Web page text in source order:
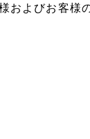
およびお客様